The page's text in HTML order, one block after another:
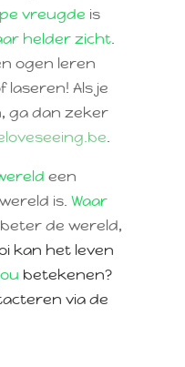
vreugde is
helder zicht.
ogen leren
Als je
ga dan zeker
.
een
is.Waar
de wereld,
kan het leven
betekenen?
via de